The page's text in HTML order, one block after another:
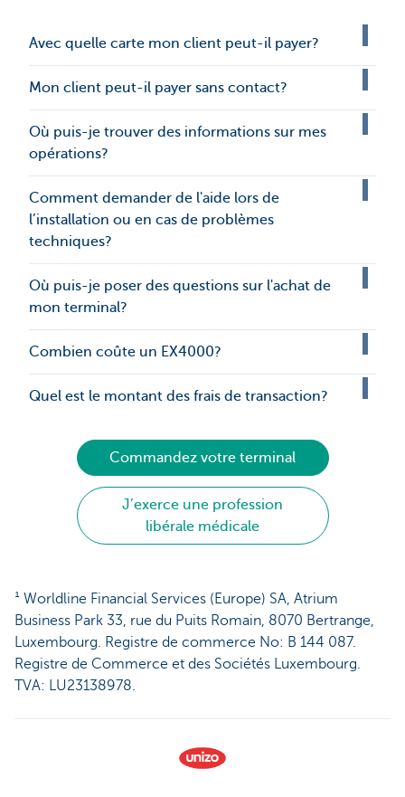
Avec quelle carte mon client peut-il payer?
Mon client peut-il payer sans contact?
Où puis-je trouver des informations sur mes
opérations?
Comment demander de l'aide lors de
l’installation ou en cas de problèmes
techniques?
Où puis-je poser des questions sur l'achat de
mon terminal?
Combien coûte un EX4000?
Quel est le montant des frais de transaction?
Commandez votre terminal
J’exerce une profession
libérale médicale
¹ Worldline Financial Services (Europe) SA, Atrium
Business Park 33, rue du Puits Romain, 8070 Bertrange,
Luxembourg. Registre de commerce No: B 144 087.
Registre de Commerce et des Sociétés Luxembourg.
TVA: LU23138978.